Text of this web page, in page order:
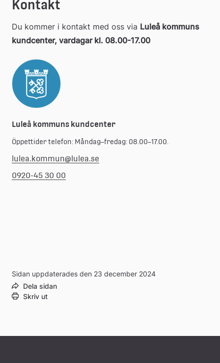
Kontakt
Du kommer i kontakt med oss via Luleå kommuns
kundcenter, vardagar kl. 08.00-17.00
Luleå kommuns kundcenter
Öppettider telefon: Måndag–fredag: 08.00–17.00.
lulea.kommun@lulea.se
0920-45 30 00
Sidan uppdaterades den 23 december 2024
Dela sidan
Skriv ut